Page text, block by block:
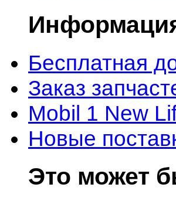
Бесплатная
Заказ
Mobil 1 New
Новые
Это может